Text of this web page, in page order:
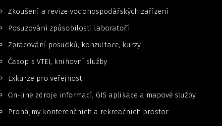
Zkoušení a revize vodohospodářských zařízení
Posuzování způsobilosti laboratoří
Zpracování posudků, konzultace, kurzy
Časopis VTEI, knihovní služby
Exkurze pro veřejnost
On-line zdroje informací, GIS aplikace a mapové služby
Pronájmy konferenčních a rekreačních prostor